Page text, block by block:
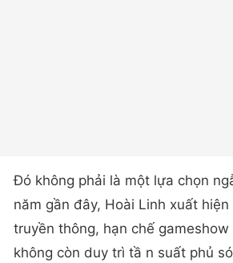
Đó không phải là một lựa chọn
năm gần đây, Hoài Linh xuất
truyền thông, hạn chế
không còn duy trì tầ n suất phủ